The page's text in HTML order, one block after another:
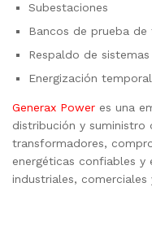
Subestaciones
Bancos de prueba
Respaldo de
Energización
Generax Power es una
distribución y suministro
transformadores,
energéticas confiables y
industriales, comerciales